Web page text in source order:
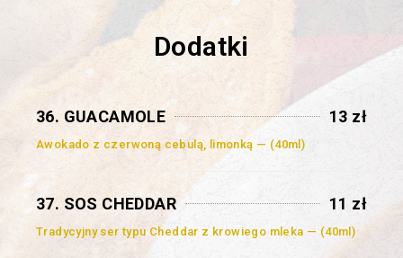
Dodatki
36. GUACAMOLE 13 zł
Awokado z czerwoną cebulą, limonką — (40ml)
37. SOS CHEDDAR 11 zł
Tradycyjny ser typu Cheddar z krowiego mleka — (40ml)